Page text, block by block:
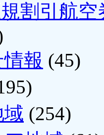
割引航空
報 (45)
(254)